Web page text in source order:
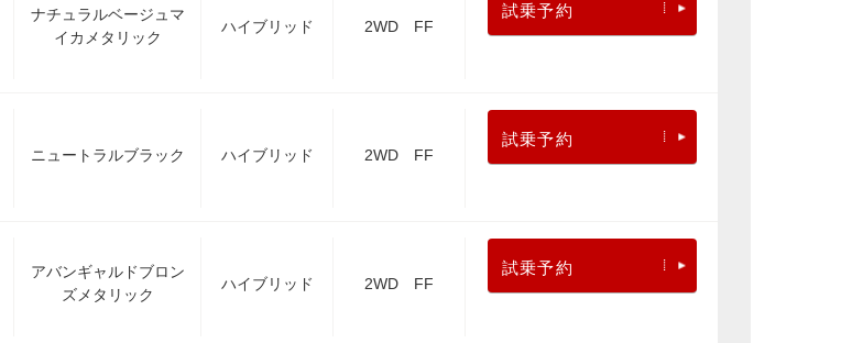
ナチュラルベージュマ
イカメタリック
ハイブリッド 2WD FF
試乗予約
ニュートラルブラック ハイブリッド 2WD FF
試乗予約
アバンギャルドブロン
ズメタリック
ハイブリッド 2WD FF
試乗予約